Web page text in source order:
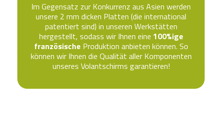
Im Gegensatz zur Konkurrenz aus Asien werden
unsere 2 mm dicken Platten (die international
patentiert sind) in unseren Werkstätten
hergestellt, sodass wir Ihnen eine 100%ige
französische Produktion anbieten können. So
können wir Ihnen die Qualität aller Komponenten
unseres Volantschirms garantieren!